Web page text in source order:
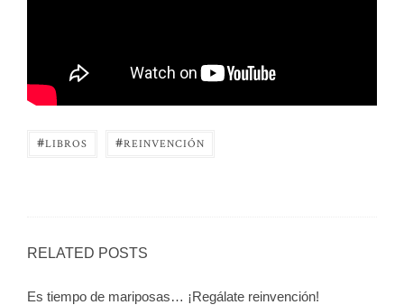
#LIBROS #REINVENCIÓN
RELATED POSTS
Es tiempo de mariposas… ¡Regálate reinvención!